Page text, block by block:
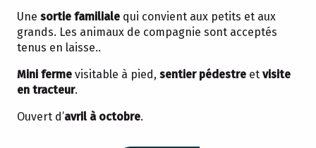
Une sortie familiale qui convient aux petits et aux
grands. Les animaux de compagnie sont acceptés
tenus en laisse..
Mini ferme visitable à pied, sentier pédestre et visite
en tracteur.
Ouvert d’avril à octobre.